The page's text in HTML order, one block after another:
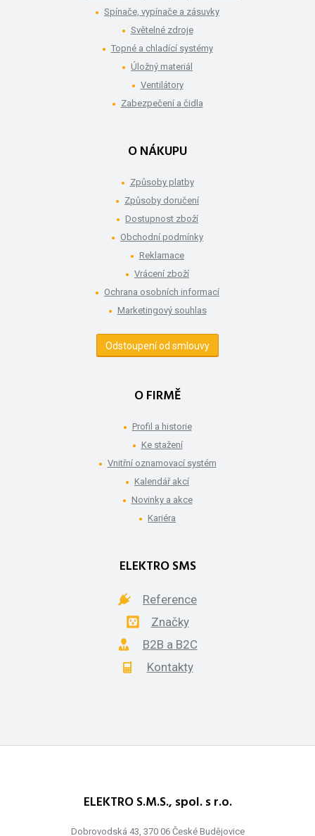
Spínače, vypínače a zásuvky
Světelné zdroje
Topné a chladící systémy
Úložný materiál
Ventilátory
Zabezpečení a čidla
O NÁKUPU
Způsoby platby
Způsoby doručení
Dostupnost zboží
Obchodní podmínky
Reklamace
Vrácení zboží
Ochrana osobních informací
Marketingový souhlas
Odstoupení od smlouvy
O FIRMĚ
Profil a historie
Ke stažení
Vnitřní oznamovací systém
Kalendář akcí
Novinky a akce
Kariéra
ELEKTRO SMS
Reference
Značky
B2B a B2C
Kontakty
ELEKTRO S.M.S., spol. s r.o.
Dobrovodská 43, 370 06 České Budějovice